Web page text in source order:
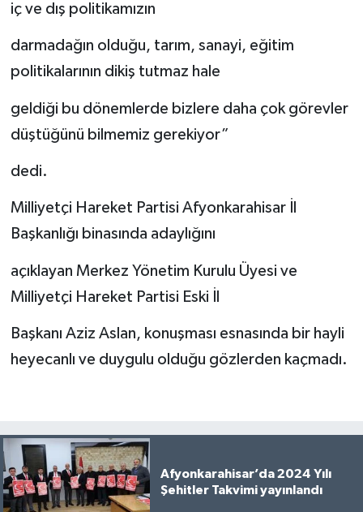
iç ve dış politikamızın
darmadağın olduğu, tarım, sanayi, eğitim
politikalarının dikiş tutmaz hale
geldiği bu dönemlerde bizlere daha çok görevler
düştüğünü bilmemiz gerekiyor”
dedi.
Milliyetçi Hareket Partisi Afyonkarahisar İl
Başkanlığı binasında adaylığını
açıklayan Merkez Yönetim Kurulu Üyesi ve
Milliyetçi Hareket Partisi Eski İl
Başkanı Aziz Aslan, konuşması esnasında bir hayli
heyecanlı ve duygulu olduğu gözlerden kaçmadı.
Afyonkarahisar’da 2024 Yılı
Şehitler Takvimi yayınlandı